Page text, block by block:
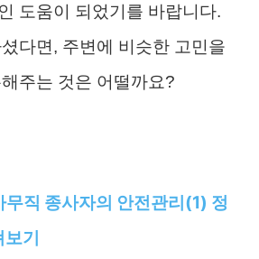
도움이 되었기를 바랍니다.
다면, 주변에 비슷한 고민을
주는 것은 어떨까요?
직 종사자의 안전관리(1) 정
기